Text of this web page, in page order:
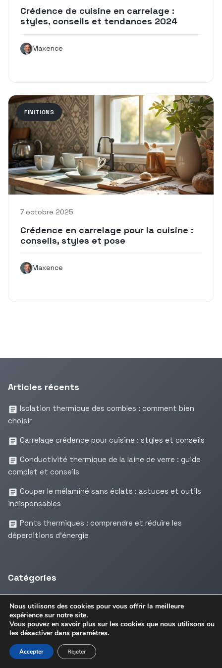
Crédence de cuisine en carrelage :
styles, conseils et tendances 2024
Maxence
FINITIONS
7 octobre 2025
Crédence en carrelage pour la cuisine :
conseils, styles et pose
Maxence
Articles récents
Isolation thermique des combles : comment bien
choisir
Carrelage crédence pour cuisine : styles et conseils
Conductivité thermique de la laine de verre : guide
complet et conseils
Couper le mélaminé sans éclats : astuces et outils
indispensables
Ponts thermiques : comprendre et réduire les
déperditions d’énergie
Catégories
Finitions(29)
Isolation (16)
Nous utilisons des cookies pour vous offrir la meilleure
expérience sur notre site.
Vous pouvez en savoir plus sur les cookies que nous utilisons ou
les désactiver dans paramètres.
Accepter Rejeter